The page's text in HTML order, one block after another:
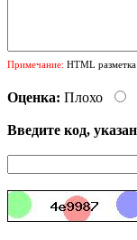
Примечание: HTML
Оценка: Плохо
Введите код,